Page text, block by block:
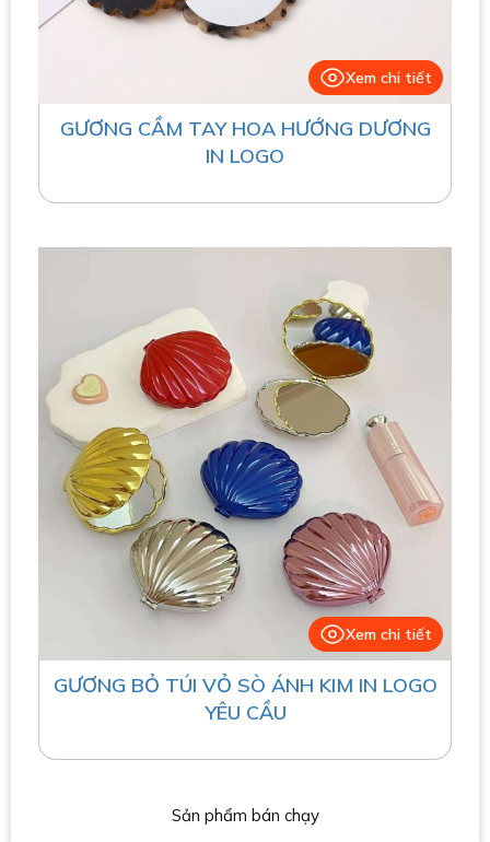
Sản phẩm bán chạy
Xem chi tiết
GƯƠNG CẦM TAY HOA HƯỚNG DƯƠNG
IN LOGO
Xem chi tiết
GƯƠNG BỎ TÚI VỎ SÒ ÁNH KIM IN LOGO
YÊU CẦU